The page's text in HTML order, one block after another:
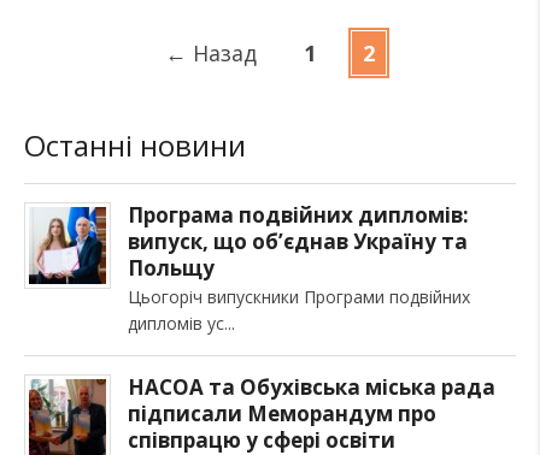
← Назад 1 2
Останні новини
Програма подвійних дипломів:
випуск, що об’єднав Україну та
Польщу
Цьогоріч випускники Програми подвійних
дипломів ус
НАСОА та Обухівська міська рада
підписали Меморандум про
співпрацю у сфері освіти